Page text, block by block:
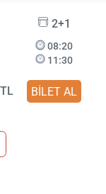
2+1
08:20
11:30
BİLET AL